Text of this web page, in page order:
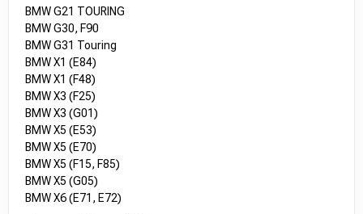
BMW G21 TOURING
BMW G30, F90
BMW G31 Touring
BMW X1 (E84)
BMW X1 (F48)
BMW X3 (F25)
BMW X3 (G01)
BMW X5 (E53)
BMW X5 (E70)
BMW X5 (F15, F85)
BMW X5 (G05)
BMW X6 (E71, E72)